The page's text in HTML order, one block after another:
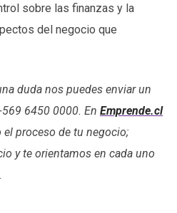
sobre las finanzas y la
del negocio que
duda nos puedes enviar un
6450 0000. En Emprende.cl
proceso de tu negocio;
y te orientamos en cada uno